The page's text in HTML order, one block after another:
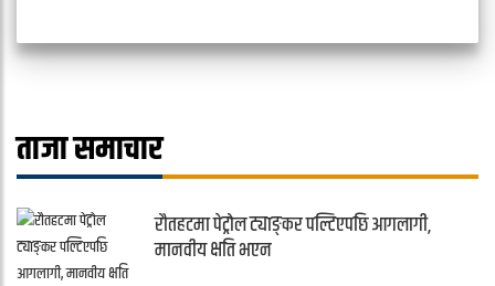
ताजा समाचार
रौतहटमा पेट्रोल ट्याङ्कर पल्टिएपछि आगलागी,
मानवीय क्षति भएन